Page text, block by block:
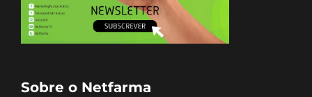
Sobre o Netfarma